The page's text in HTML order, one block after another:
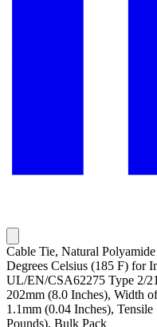
Cable Tie, Natural
Degrees Celsius (185 F) for
UL/EN/CSA62275 Type 2/
202mm (8.0 Inches), Width
1.1mm (0.04 Inches),
Pounds), Bulk Pack